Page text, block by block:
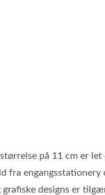
størrelse på 11 cm er
fra
grafiske designs er